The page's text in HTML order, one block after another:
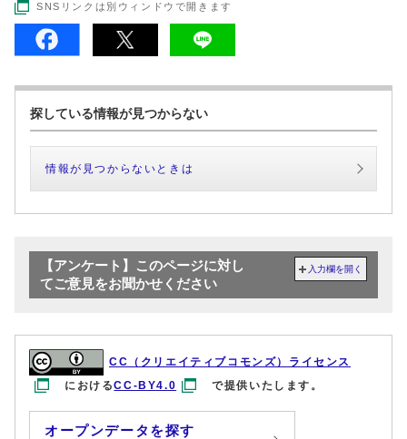
SNSリンクは別ウィンドウで開きます
探している情報が見つからない
情報が見つからないときは
【アンケート】このページに対し
てご意見をお聞かせください
入力欄を開く
CC（クリエイティブコモンズ）ライセンス
におけるCC-BY4.0 で提供いたします。
オープンデータを探す